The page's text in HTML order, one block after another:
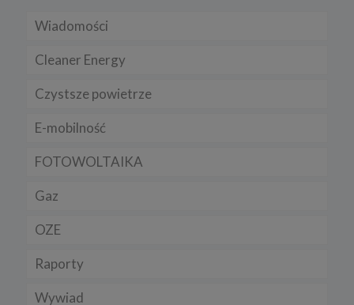
Wiadomości
Firmy
Prawo
Rynek/Gospodarka
Cleaner Energy
Dla domu
Dla firmy
Dla samorządu
Czystsze powietrze
E-mobilność
E-ładowarki
Samochody elektryczne EV
Auta hybrydowe m-HEV i HEV
Samochody typu plug in hybrid BEV
FOTOWOLTAIKA
Gaz
Rynek gazu
CNG
LNG
OZE
Licznik OZE
Biogazownie
Raporty
Wywiad